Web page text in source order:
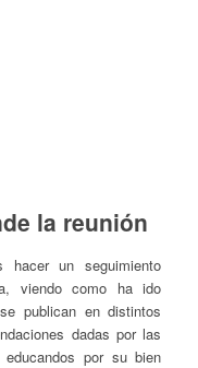
la reunión
hacer un seguimiento
viendo como ha ido
publican en distintos
dadas por las
por su bien